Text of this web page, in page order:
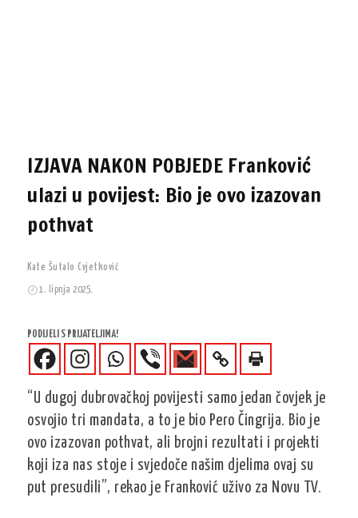
IZJAVA NAKON POBJEDE Franković
ulazi u povijest: Bio je ovo izazovan
pothvat
Kate Šutalo Cvjetković
1. lipnja 2025.
PODIJELI S PRIJATELJIMA!
“U dugoj dubrovačkoj povijesti samo jedan čovjek je
osvojio tri mandata, a to je bio Pero Čingrija. Bio je
ovo izazovan pothvat, ali brojni rezultati i projekti
koji iza nas stoje i svjedoče našim djelima ovaj su
put presudili”, rekao je Franković uživo za Novu TV.